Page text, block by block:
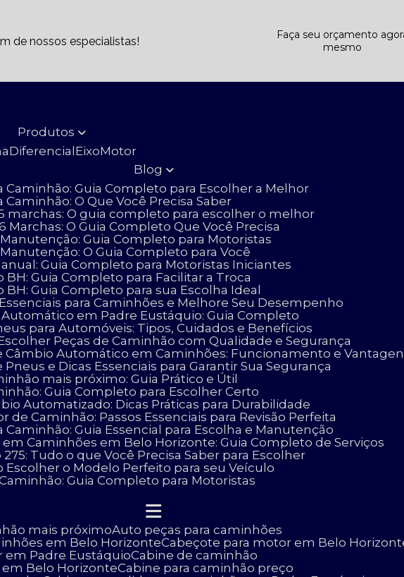
de nossos especialistas!
Faça seu orçamento
mesmo
Produtos
Diferencial Eixo
Motor
Blog
Caminhão: Guia Completo para Escolher a Melhor
Caminhão: O Que Você Precisa Saber
marchas: O guia completo para escolher o melhor
Marchas: O Guia Completo Que Você Precisa
Manutenção: Guia Completo para Motoristas
O Guia Completo para Você
Guia Completo para Motoristas Iniciantes
BH: Guia Completo para Facilitar a Troca
BH: Guia Completo para sua Escolha Ideal
Essenciais para Caminhões e Melhore Seu Desempenho
Automático em Padre Eustáquio: Guia Completo
para Automóveis: Tipos, Cuidados e Benefícios
Peças de Caminhão com Qualidade e Segurança
Câmbio Automático em Caminhões: Funcionamento e
Pneus e Dicas Essenciais para Garantir Sua Segurança
mais próximo: Guia Prático e Útil
Guia Completo para Escolher Certo
Automatizado: Dicas Práticas para Durabilidade
de Caminhão: Passos Essenciais para Revisão Perfeita
Caminhão: Guia Essencial para Escolha e Manutenção
em Caminhões em Belo Horizonte: Guia Completo de Serviços
275: Tudo o que Você Precisa Saber para Escolher
Escolher o Modelo Perfeito para seu Veículo
Guia Completo para Motoristas
mais próximo
Auto peças para caminhões
em Belo Horizonte Cabeçote para motor em Belo
em Padre Eustáquio Cabine de caminhão
em Belo Horizonte Cabine para caminhão preço